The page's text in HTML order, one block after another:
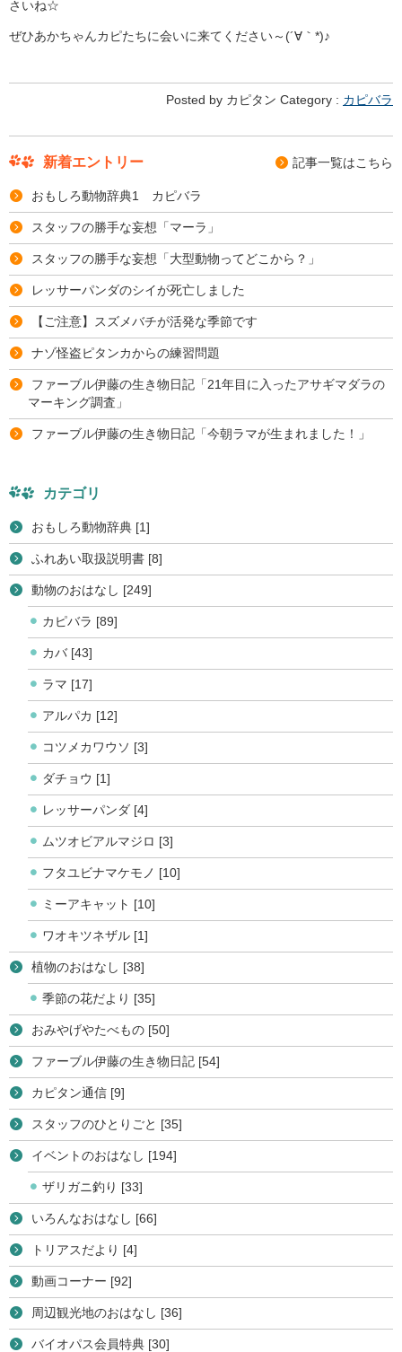
さいね☆
ぜひあかちゃんカピたちに会いに来てください～(´∀｀*)♪
Posted by カピタン Category : カピバラ
新着エントリー 記事⼀覧はこちら
おもしろ動物辞典1 カピバラ
スタッフの勝手な妄想「マーラ」
スタッフの勝手な妄想「大型動物ってどこから？」
レッサーパンダのシイが死亡しました
【ご注意】スズメバチが活発な季節です
ナゾ怪盗ピタンカからの練習問題
ファーブル伊藤の生き物日記「21年目に入ったアサギマダラの
マーキング調査」
ファーブル伊藤の生き物日記「今朝ラマが生まれました！」
カテゴリ
おもしろ動物辞典 [1]
ふれあい取扱説明書 [8]
動物のおはなし [249]
カピバラ [89]
カバ [43]
ラマ [17]
アルパカ [12]
コツメカワウソ [3]
ダチョウ [1]
レッサーパンダ [4]
ムツオビアルマジロ [3]
フタユビナマケモノ [10]
ミーアキャット [10]
ワオキツネザル [1]
植物のおはなし [38]
季節の花だより [35]
おみやげやたべもの [50]
ファーブル伊藤の生き物日記 [54]
カピタン通信 [9]
スタッフのひとりごと [35]
イベントのおはなし [194]
ザリガニ釣り [33]
いろんなおはなし [66]
トリアスだより [4]
動画コーナー [92]
周辺観光地のおはなし [36]
バイオパス会員特典 [30]